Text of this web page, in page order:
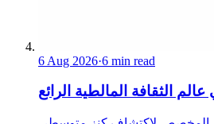
6 Aug 2026·6 min read
الثقافة المالطية الرائع